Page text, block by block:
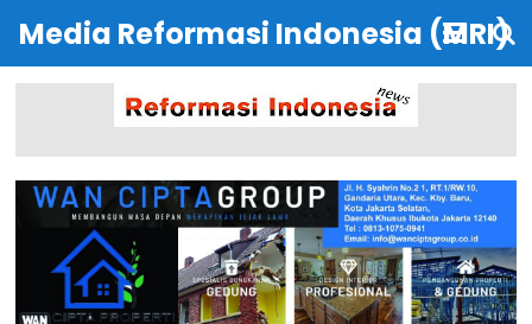
Media Reformasi Indonesia (MRI)